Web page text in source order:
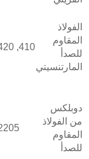
الفولاذ
المقاوم
للصدأ
المارتنسيتي
410, 420
دوبلكس
من الفولاذ
المقاوم
للصدأ